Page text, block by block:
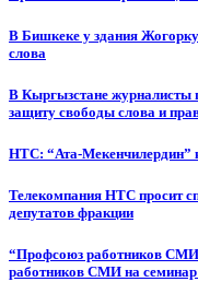
В Бишкеке у здания
слова
В Кыргызстане журналисты
защиту свободы слова и
НТС: “Ата-Мекенчилердин”
Телекомпания НТС просит
депутатов фракции
“Профсоюз работников СМИ
работников СМИ на